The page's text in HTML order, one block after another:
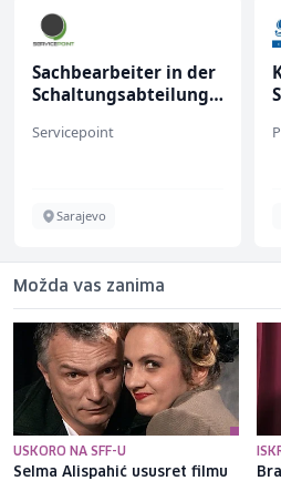
Sachbearbeiter in der
Schaltungsabteilung
Servicepoint
Sarajevo
Možda vas zanima
USKORO NA SFF-U
Selma Alispahić ususret filmu